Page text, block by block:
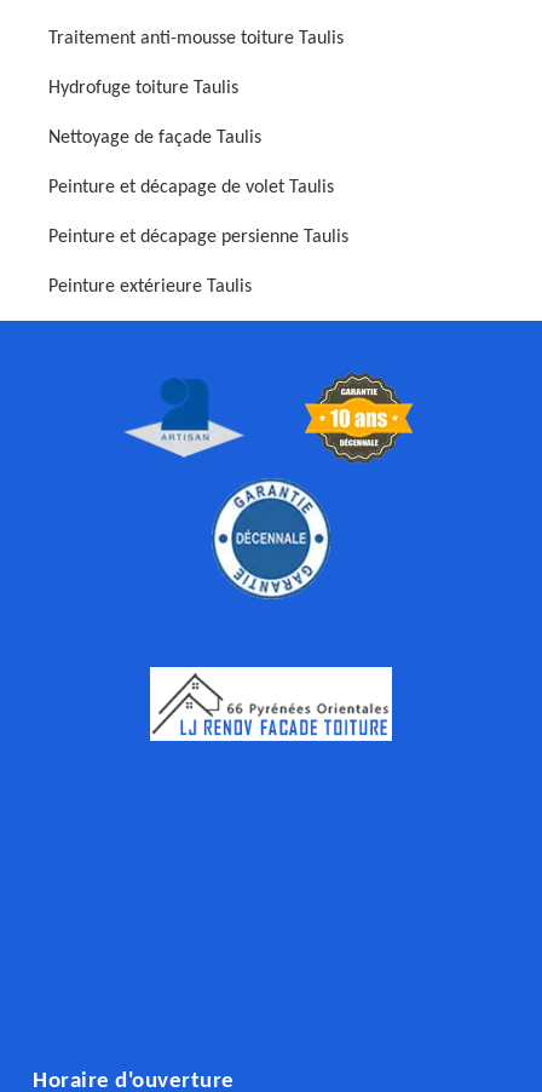
Traitement anti-mousse toiture Taulis
Hydrofuge toiture Taulis
Nettoyage de façade Taulis
Peinture et décapage de volet Taulis
Peinture et décapage persienne Taulis
Peinture extérieure Taulis
Horaire d'ouverture